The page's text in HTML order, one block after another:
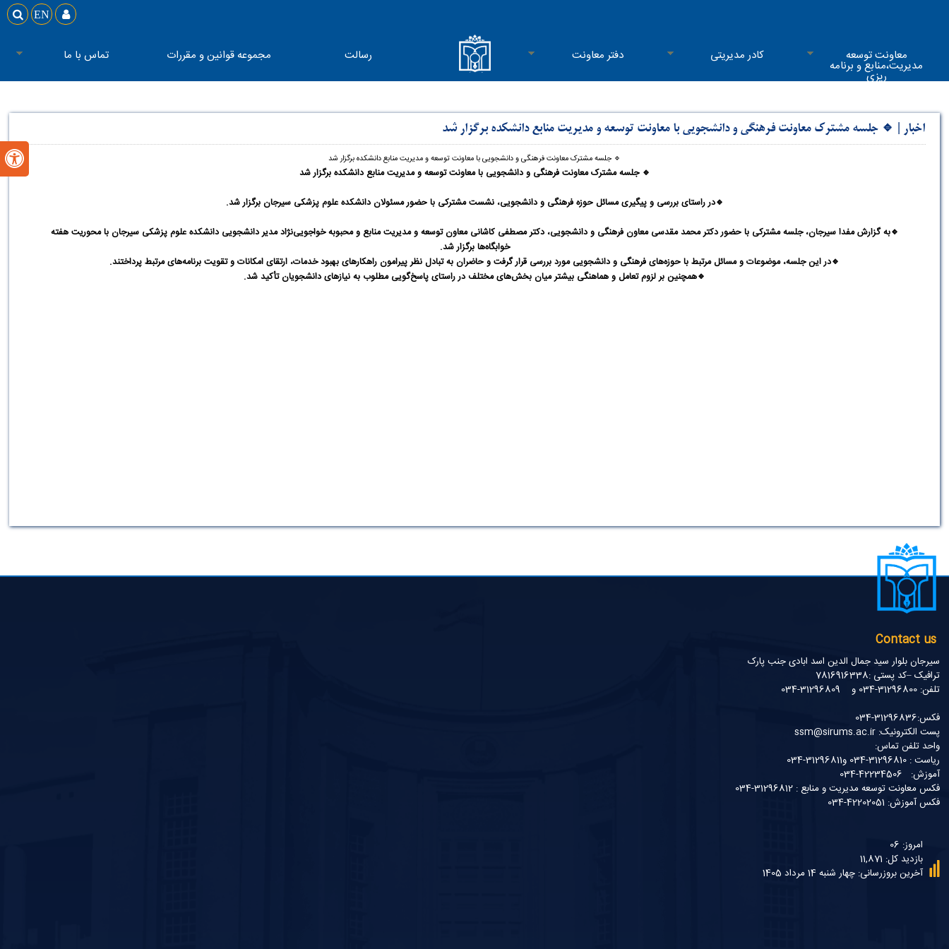
 EN 
معاونت توسعه
مدیریت،منابع و برنامه
ریزی
کادر مدیریتی دفتر معاونت رسالت مجموعه قوانین و مقررات تماس با ما
اخبار | 🔹️ جلسه مشترک معاونت فرهنگی و دانشجویی با معاونت توسعه و مدیریت منابع دانشکده برگزار شد
🔹️ جلسه مشترک معاونت فرهنگی و دانشجویی با معاونت توسعه و مدیریت منابع دانشکده برگزار شد
🔹️جلسه مشترک معاونت فرهنگی و دانشجویی با معاونت توسعه و مدیریت منابع دانشکده برگزار شد
🔹️در راستای بررسی و پیگیری مسائل حوزه فرهنگی و دانشجویی، نشست مشترکی با حضور مسئولان دانشکده علوم پزشکی سیرجان برگزار شد.
🔹️به گزارش مفدا سیرجان، جلسه مشترکی با حضور دکتر محمد مقدسی معاون فرهنگی و دانشجویی، دکتر مصطفی کاشانی معاون توسعه و مدیریت منابع و محبوبه خواجویی‌نژاد مدیر دانشجویی دانشکده علوم پزشکی سیرجان با محوریت هفته
خوابگاه‌ها برگزار شد.
🔹️در این جلسه، موضوعات و مسائل مرتبط با حوزه‌های فرهنگی و دانشجویی مورد بررسی قرار گرفت و حاضران به تبادل نظر پیرامون راهکارهای بهبود خدمات، ارتقای امکانات و تقویت برنامه‌های مرتبط پرداختند.
🔹️همچنین بر لزوم تعامل و هماهنگی بیشتر میان بخش‌های مختلف در راستای پاسخ‌گویی مطلوب به نیازهای دانشجویان تأکید شد.
Contact us
سیرجان بلوار سید جمال الدین اسد ابادی جنب پارک
ترافیک –کد پستی :7816916338
تلفن: 31296800-034 و 31296809-034
فکس:31296836-034
پست الکترونیک: ssm@sirums.ac.ir
واحد تلفن تماس:
ریاست : 31296810-034 و31296811-034
آموزش: 42234506-034
فکس معاونت توسعه مدیریت و منابع : 31296812-034
فکس آموزش: 42202051-034
امروز: 06
بازدید کل: 11,871
آخرین بروزرسانی: چهار شنبه 14 مرداد 1405
